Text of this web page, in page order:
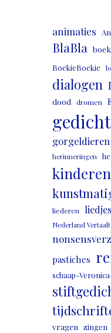
animaties
BlaBla
BoekieBoekie
dialogen
dood dromen
gorgeldieren
herinneringen
kinderen
liederen liedjes
Nederland Vertaalt
pastiches
schaap-
vragen zingen